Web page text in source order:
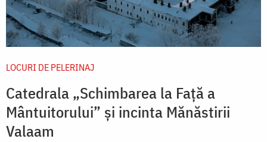
LOCURI DE PELERINAJ
Catedrala „Schimbarea la Față a
Mântuitorului” și incinta Mănăstirii
Valaam